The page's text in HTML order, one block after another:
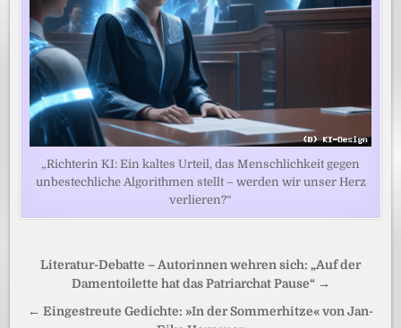
„Richterin KI: Ein kaltes Urteil, das Menschlichkeit gegen
unbestechliche Algorithmen stellt – werden wir unser Herz
verlieren?“
Beitragsnavigation
Literatur-Debatte – Autorinnen wehren sich: „Auf der
Damentoilette hat das Patriarchat Pause“ →
← Eingestreute Gedichte: »In der Sommerhitze« von Jan-